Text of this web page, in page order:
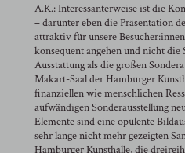
A.K.: Interessanterweise ist die
– darunter eben die Präsentation
attraktiv für unsere
konsequent angehen und nicht die
Ausstattung als die großen
Makart-Saal der Hamburger
finanziellen wie menschlichen
aufwändigen Sonderausstellung
Elemente sind eine opulente
sehr lange nicht mehr gezeigten
Hamburger Kunsthalle, die